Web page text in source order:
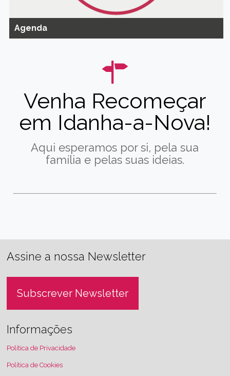
Agenda
Venha Recomeçar
em Idanha-a-Nova!
Aqui esperamos por si, pela sua
família e pelas suas ideias.
Assine a nossa Newsletter
Subscrever Newsletter
Informações
Política de Privacidade
Política de Cookies